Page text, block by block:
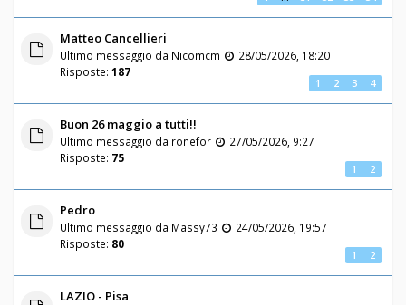
Matteo Cancellieri
Ultimo messaggio da Nicomcm
28/05/2026, 18:20
Risposte: 187
1 2 3 4
Buon 26 maggio a tutti!!
Ultimo messaggio da ronefor
27/05/2026, 9:27
Risposte: 75
1 2
Pedro
Ultimo messaggio da Massy73
24/05/2026, 19:57
Risposte: 80
1 2
LAZIO - Pisa